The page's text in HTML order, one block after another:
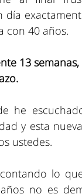
día
con 40 años.
13
he
y esta
ustedes.
lo
no es